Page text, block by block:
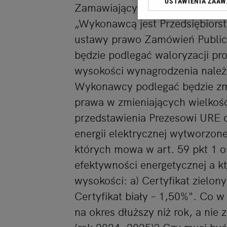
Zamawiający zamierza
„Wykonawcą jest
ustawy prawo Zamówień
będzie podlegać waloryzacji
wysokości wynagrodzenia
Wykonawcy podlegać będzie
prawa w zmieniających
przedstawienia Prezesowi
energii elektrycznej
których mowa w art. 59 pkt 1
efektywności energetycznej a
wysokości: a) Certyfikat
Certyfikat biały – 1,50%". Co
na okres dłuższy niż rok, a nie
przetwarzania danych
My, nasi Zaufani
dokładnych danych
Przechowywanie
treści, badnie